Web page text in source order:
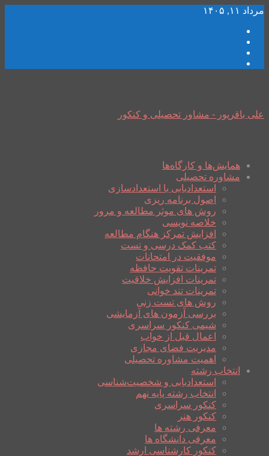
مرداد ۱۱, ۱۴۰۵
علی باقرپور - مشاور تحصیلی و کنکور
همایش‌ها و کارگاه‌ها
مشاوره تحصیلی
استعدادیابی یا استعدادسازی
اصول برنامه ریزی
روش های موثر مطالعه و مرور
خلاصه نویسی
افزایش تمرکز هنگام مطالعه
کتب کمک درسی و تست
موفقیت در امتحانات
تمرینات تقویت حافظه
تمرینات افزایش خلاقیت
تمرینات تند خوانی
روش های تست زنی
بررسی آزمون های آزمایشی
شیمی کنکور سراسری
اعمال قبل از خواب
مدیریت فضای مجازی
اهمیت مشاوره تحصیلی
انتخاب رشته
استعدادیابی و شخصیت‌شناسی
انتخاب رشته پایه نهم
کنکور سراسری
کنکور هنر
معرفی رشته ها
معرفی دانشگاه ها
کنکور کارشناسی ارشد